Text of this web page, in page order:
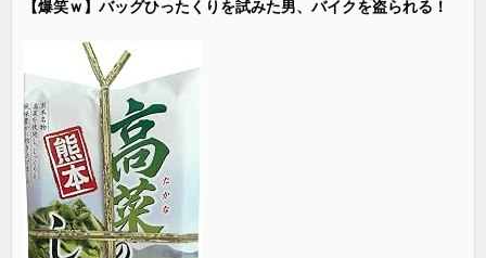
【爆笑ｗ】バッグひったくりを試みた男、バイクを盗られる！